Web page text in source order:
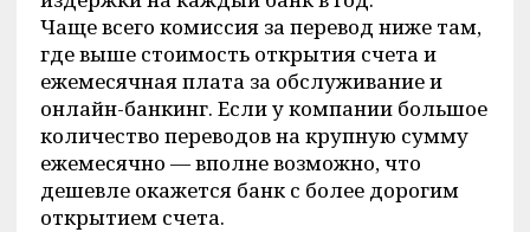
Чаще всего комиссия за перевод ниже там,
где выше стоимость открытия счета и
ежемесячная плата за обслуживание и
онлайн-банкинг. Если у компании большое
количество переводов на крупную сумму
ежемесячно — вполне возможно, что
дешевле окажется банк с более дорогим
открытием счета.